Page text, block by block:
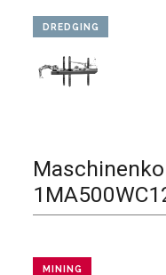
DREDGING
MINING